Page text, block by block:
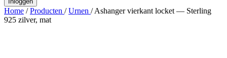
Home / Producten / Urnen / Ashanger vierkant locket — Sterling
925 zilver, mat